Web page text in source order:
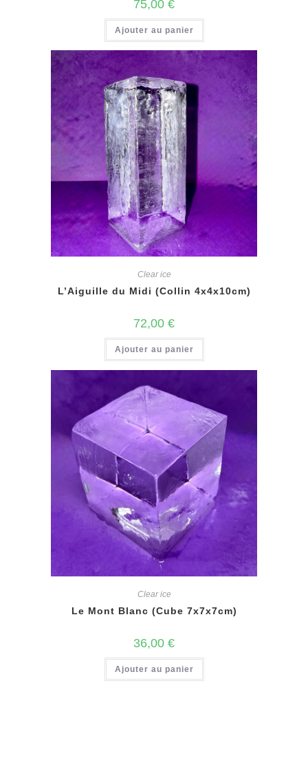
75,00 €
Ajouter au panier
Clear ice
L’Aiguille du Midi (Collin 4x4x10cm)
72,00 €
Ajouter au panier
Clear ice
Le Mont Blanc (Cube 7x7x7cm)
36,00 €
Ajouter au panier